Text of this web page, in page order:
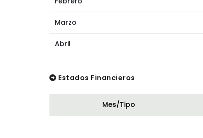
Marzo
Abril
Estados Financieros
Mes/Tipo